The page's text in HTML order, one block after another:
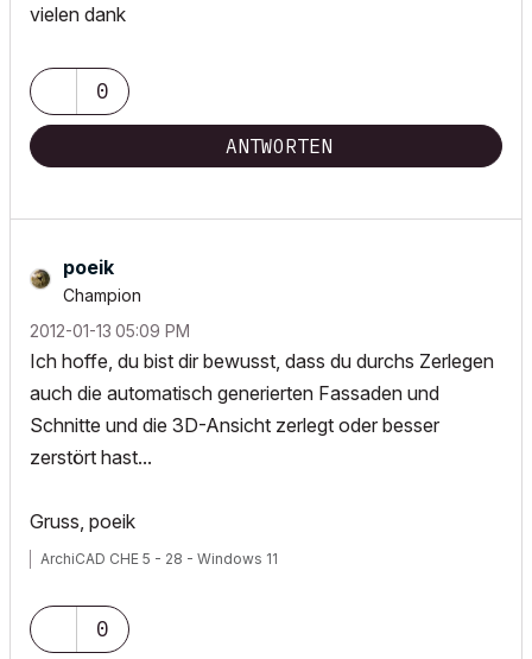
vielen dank
0
ANTWORTEN
poeik
Champion
‎2012-01-13 05:09 PM
Ich hoffe, du bist dir bewusst, dass du durchs Zerlegen
auch die automatisch generierten Fassaden und
Schnitte und die 3D-Ansicht zerlegt oder besser
zerstört hast...
Gruss, poeik
ArchiCAD CHE 5 - 28 - Windows 11
0